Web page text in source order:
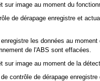
sur image au moment du
de dérapage enregistre et
enregistre les données au
de l'ABS sont effacées.
sur image au moment de la
contrôle de dérapage